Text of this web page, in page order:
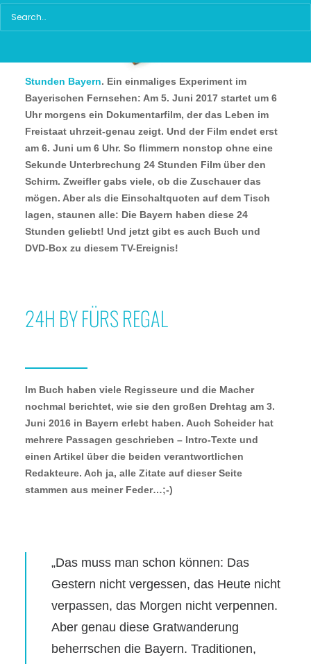
Stunden Bayern. Ein einmaliges Experiment im
Bayerischen Fernsehen: Am 5. Juni 2017 startet um 6
Uhr morgens ein Dokumentarfilm, der das Leben im
Freistaat uhrzeit-genau zeigt. Und der Film endet erst
am 6. Juni um 6 Uhr. So flimmern nonstop ohne eine
Sekunde Unterbrechung 24 Stunden Film über den
Schirm. Zweifler gabs viele, ob die Zuschauer das
mögen. Aber als die Einschaltquoten auf dem Tisch
lagen, staunen alle: Die Bayern haben diese 24
Stunden geliebt! Und jetzt gibt es auch Buch und
DVD-Box zu diesem TV-Ereignis!
24H BY FÜRS REGAL
Im Buch haben viele Regisseure und die Macher
nochmal berichtet, wie sie den großen Drehtag am 3.
Juni 2016 in Bayern erlebt haben. Auch Scheider hat
mehrere Passagen geschrieben – Intro-Texte und
einen Artikel über die beiden verantwortlichen
Redakteure. Ach ja, alle Zitate auf dieser Seite
stammen aus meiner Feder…;-)
„Das muss man schon können: Das
Gestern nicht vergessen, das Heute nicht
verpassen, das Morgen nicht verpennen.
Aber genau diese Gratwanderung
beherrschen die Bayern. Traditionen,